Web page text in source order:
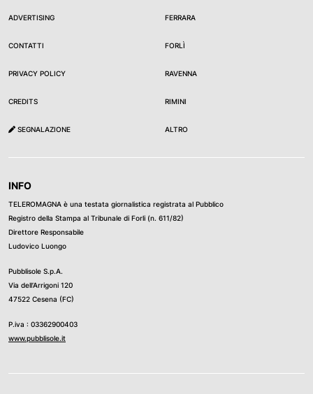
ADVERTISING
CONTATTI
PRIVACY POLICY
CREDITS
SEGNALAZIONE
FERRARA
FORLÌ
RAVENNA
RIMINI
ALTRO
INFO
TELEROMAGNA è una testata giornalistica registrata al Pubblico
Registro della Stampa al Tribunale di Forli (n. 611/82)
Direttore Responsabile
Ludovico Luongo
Pubblisole S.p.A.
Via dell’Arrigoni 120
47522 Cesena (FC)
P.iva : 03362900403
www.pubblisole.it